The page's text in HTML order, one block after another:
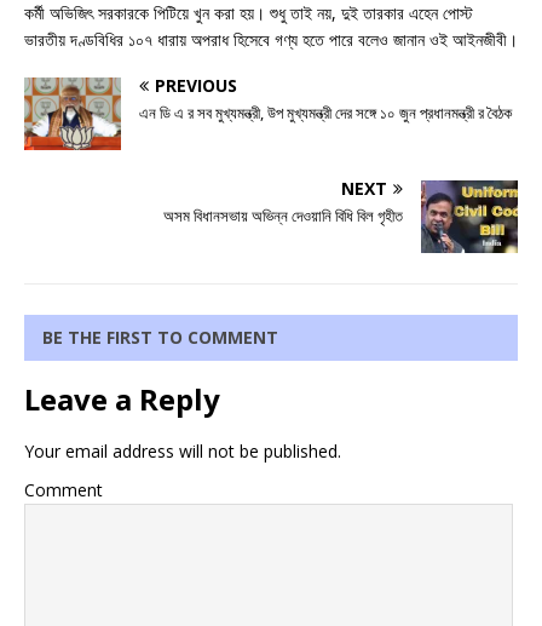
কর্মী অভিজিৎ সরকারকে পিটিয়ে খুন করা হয়। শুধু তাই নয়, দুই তারকার এহেন পোস্ট
ভারতীয় দণ্ডবিধির ১০৭ ধারায় অপরাধ হিসেবে গণ্য হতে পারে বলেও জানান ওই আইনজীবী।
PREVIOUS
এন ডি এ র সব মুখ্যমন্ত্রী, উপ মুখ্যমন্ত্রী দের সঙ্গে ১০ জুন প্রধানমন্ত্রী র বৈঠক
NEXT
অসম বিধানসভায় অভিন্ন দেওয়ানি বিধি বিল গৃহীত
BE THE FIRST TO COMMENT
Leave a Reply
Your email address will not be published.
Comment